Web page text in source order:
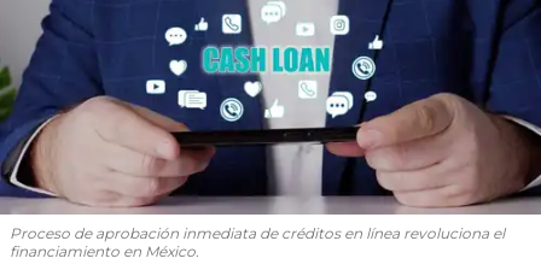
Proceso de aprobación inmediata de créditos en línea revoluciona el
financiamiento en México.